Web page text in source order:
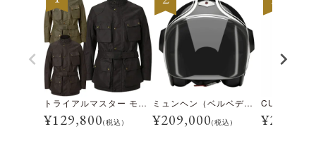
トライアルマスター モーターサイクル ジャケット
¥129,800(税込)
ミュンヘン（ベルベデーレ）
¥209,000(税込) ¥28,600